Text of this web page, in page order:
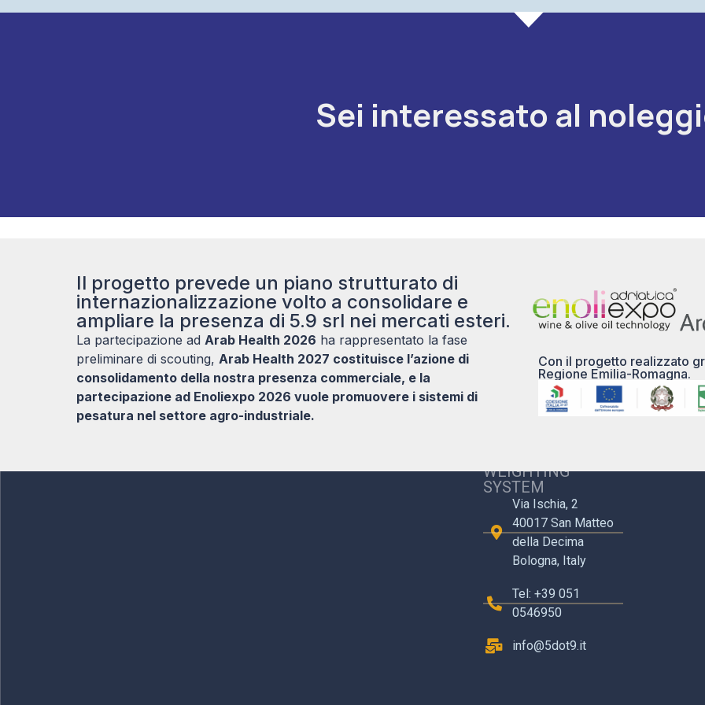
blank
Sei interessato al
Il progetto prevede un piano strutturato di
internazionalizzazione volto a consolidare e
ampliare la presenza di 5.9 srl nei mercati esteri.
La partecipazione ad Arab Health 2026 ha rappresentato la fase
preliminare di scouting, Arab Health 2027 costituisce l’azione di
consolidamento della nostra presenza commerciale, e la
partecipazione ad Enoliexpo 2026 vuole promuovere i sistemi di
pesatura nel settore agro-industriale.
Con il progetto realizzato
Regione Emilia-Romagna.
WEIGHTING
SYSTEM
Via Ischia, 2
40017 San Matteo
della Decima
Bologna, Italy
Tel: +39 051
0546950
info@5dot9.it